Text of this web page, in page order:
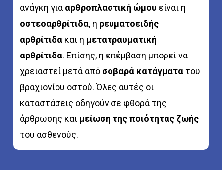
ανάγκη γιααρθροπλαστική ώμου είναι η
οστεοαρθρίτιδα, η ρευματοειδής
αρθρίτιδα και η μετατραυματική
αρθρίτιδα. Επίσης, η επέμβαση μπορεί να
χρειαστεί μετά από σοβαρά κατάγματα του
βραχιονίου οστού. Όλες αυτές οι
καταστάσεις οδηγούν σε φθορά της
άρθρωσης και μείωση της ποιότητας ζωής
του ασθενούς.